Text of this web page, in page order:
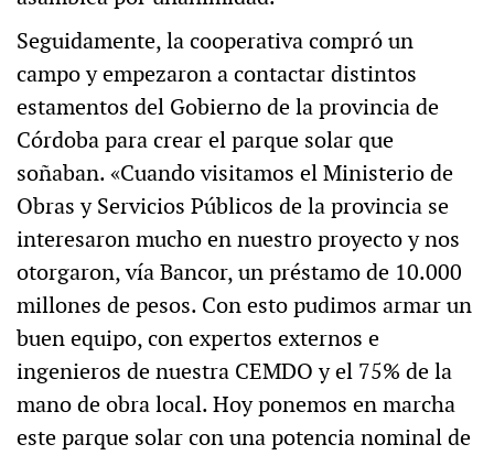
Seguidamente, la cooperativa compró un
campo y empezaron a contactar distintos
estamentos del Gobierno de la provincia de
Córdoba para crear el parque solar que
soñaban. «Cuando visitamos el Ministerio de
Obras y Servicios Públicos de la provincia se
interesaron mucho en nuestro proyecto y nos
otorgaron, vía Bancor, un préstamo de 10.000
millones de pesos. Con esto pudimos armar un
buen equipo, con expertos externos e
ingenieros de nuestra CEMDO y el 75% de la
mano de obra local. Hoy ponemos en marcha
este parque solar con una potencia nominal de